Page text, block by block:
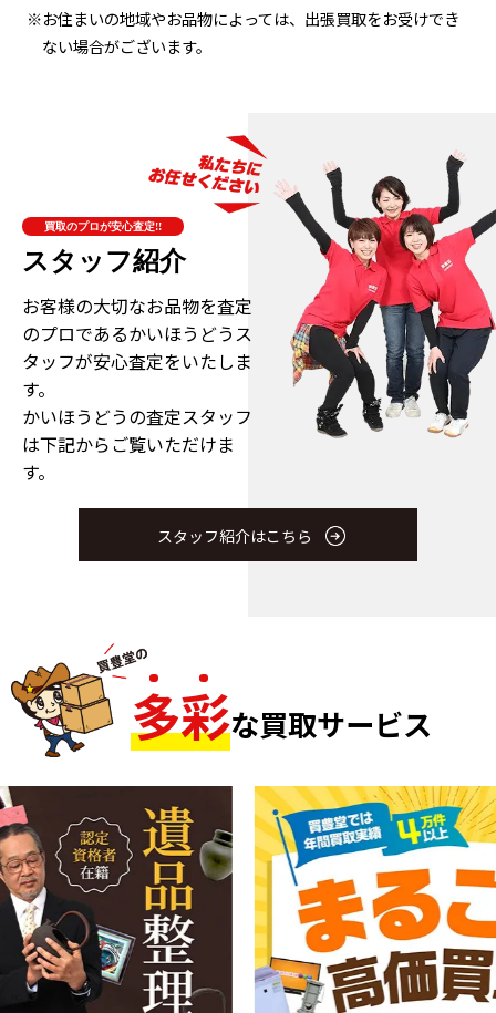
※お住まいの地域やお品物によっては、出張買取をお受けでき
ない場合がございます。
買取のプロが安心査定!!
スタッフ紹介
お客様の大切なお品物を査定
のプロであるかいほうどうス
タッフが安心査定をいたしま
す。
かいほうどうの査定スタッフ
は下記からご覧いただけま
す。
スタッフ紹介はこちら
多彩な買取サービス